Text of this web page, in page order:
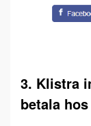
3. Klistra
betala